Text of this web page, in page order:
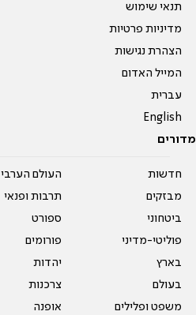
תנאי שימוש
מדיניות פרטיות
הצהרת נגישות
המייל האדום
עברית
English
מדורים
חדשות
מבזקים
ביטחוני
פוליטי-מדיני
בארץ
בעולם
משפט ופלילים
העולם הערבי
תרבות ופנאי
ספורט
פורומים
יהדות
צרכנות
אופנה